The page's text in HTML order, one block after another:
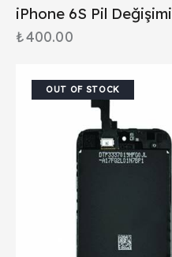
iPhone 6S Pil Değişimi
₺400.00
OUT OF STOCK